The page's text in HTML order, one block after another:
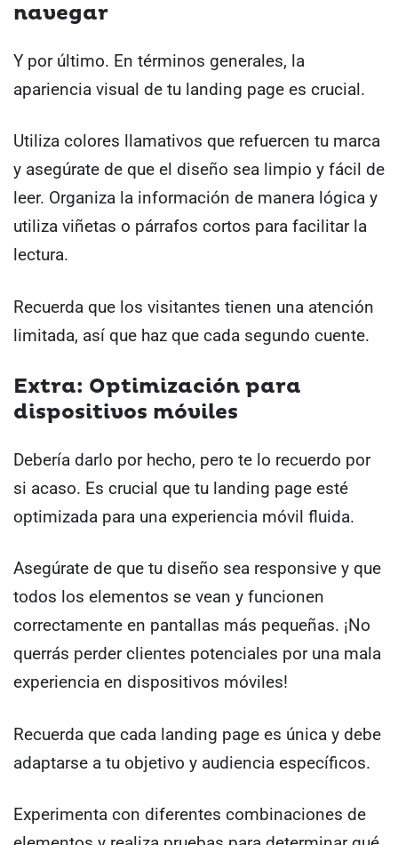
navegar
Y por último. En términos generales, la
apariencia visual de tu landing page es crucial.
Utiliza colores llamativos que refuercen tu marca
y asegúrate de que el diseño sea limpio y fácil de
leer. Organiza la información de manera lógica y
utiliza viñetas o párrafos cortos para facilitar la
lectura.
Recuerda que los visitantes tienen una atención
limitada, así que haz que cada segundo cuente.
Extra: Optimización para
dispositivos móviles
Debería darlo por hecho, pero te lo recuerdo por
si acaso. Es crucial que tu landing page esté
optimizada para una experiencia móvil fluida.
Asegúrate de que tu diseño sea responsive y que
todos los elementos se vean y funcionen
correctamente en pantallas más pequeñas. ¡No
querrás perder clientes potenciales por una mala
experiencia en dispositivos móviles!
Recuerda que cada landing page es única y debe
adaptarse a tu objetivo y audiencia específicos.
Experimenta con diferentes combinaciones de